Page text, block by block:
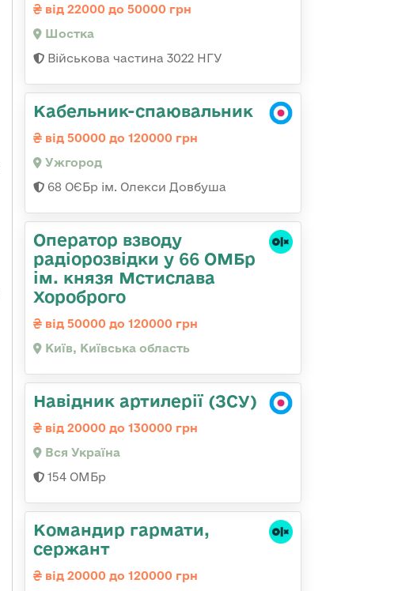
від 22000 до 50000 грн
Шостка
Військова частина 3022 НГУ
Кабельник-спаювальник
від 50000 до 120000 грн
Ужгород
68 ОЄБр ім. Олекси Довбуша
Оператор взводу
радіорозвідки у 66 ОМБр
ім. князя Мстислава
Хороброго
від 50000 до 120000 грн
Київ, Київська область
Навідник артилерії (ЗСУ)
від 20000 до 130000 грн
Вся Україна
154 ОМБр
Командир гармати,
сержант
від 20000 до 120000 грн